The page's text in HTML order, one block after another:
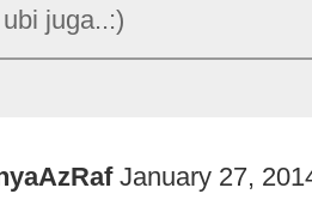
juga..:)
January 27,